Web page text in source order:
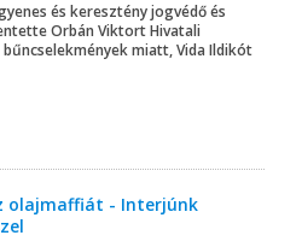
és keresztény jogvédő és
Orbán Viktort Hivatali
miatt, Vida Ildikót
olajmaffiát - Interjúnk